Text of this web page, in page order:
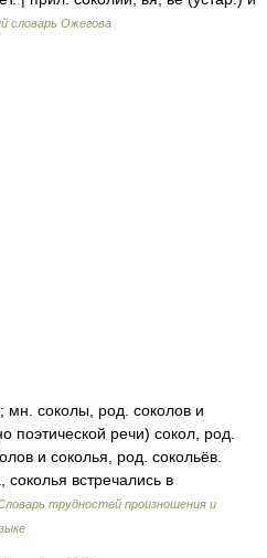
словарь Ожегова
мн. соколы, род. соколов и
поэтической речи) сокол, род.
и соколья, род. сокольёв.
встречались в
трудностей произношения и